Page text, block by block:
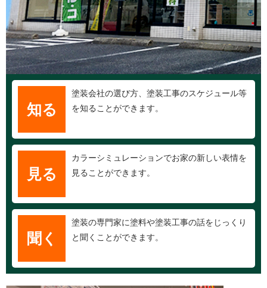
知る
塗装会社の選び方、塗装工事のスケジュール等
を知ることができます。
見る
カラーシミュレーションでお家の新しい表情を
見ることができます。
聞く
塗装の専門家に塗料や塗装工事の話をじっくり
と聞くことができます。